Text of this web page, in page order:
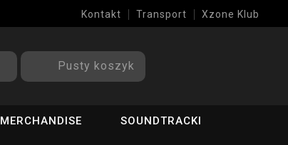
Kontakt Transport Xzone Klub
Pusty koszyk
MERCHANDISE SOUNDTRACKI